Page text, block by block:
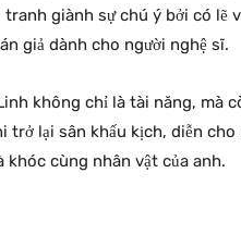
giành sự chú ý bởi có lẽ
giả dành cho người nghệ sĩ.
không chỉ là tài năng, mà
trở lại sân khấu kịch, diễn cho
cùng nhân vật của anh.